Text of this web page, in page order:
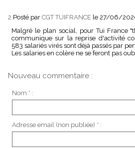
2.Posté par CGT TUIFRANCE le 27/06/
Malgré le plan social, pour Tui France
communique sur la reprise d'activité
583 salariés virés sont déjà passés par
Les salaries en colère ne se feront pas
Nouveau commentaire :
Nom * :
Adresse email (non publiée) * :